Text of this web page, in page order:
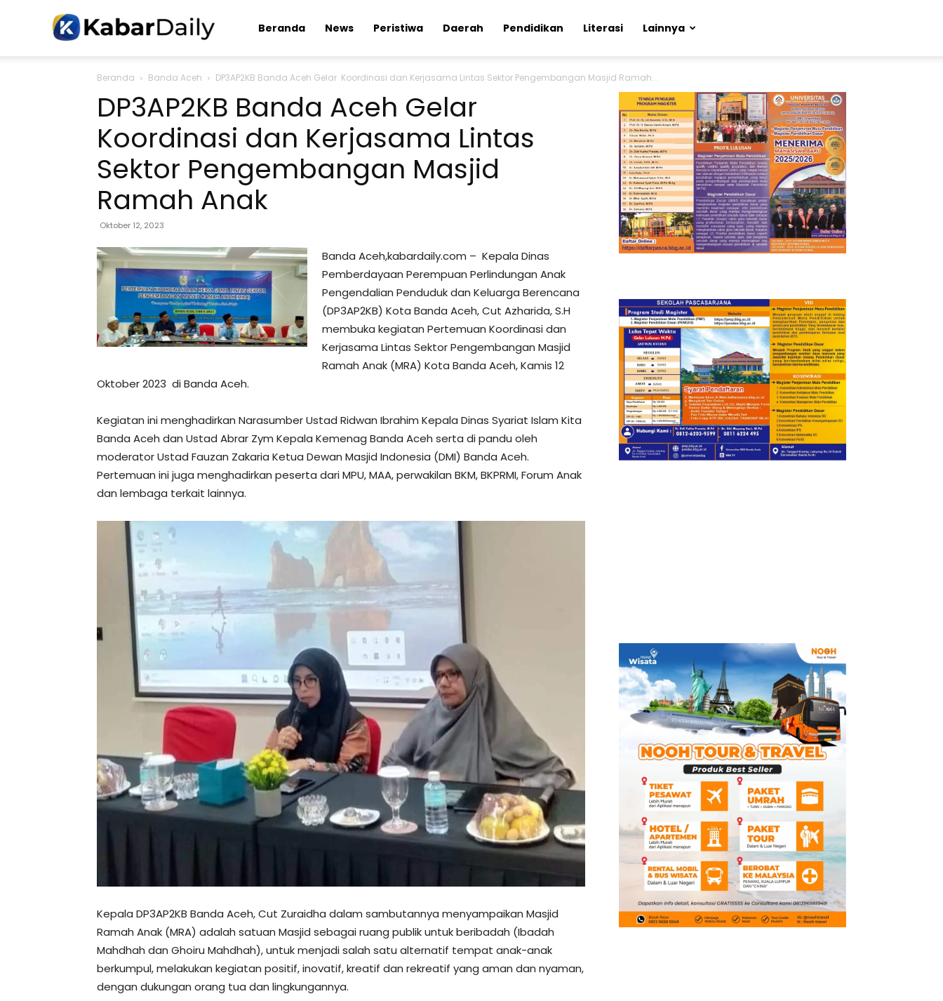
Kabardaily.com
Beranda News Peristiwa Daerah Pendidikan Literasi Lainnya
Beranda Banda Aceh DP3AP2KB Banda Aceh Gelar Koordinasi dan Kerjasama Lintas Sektor Pengembangan Masjid Ramah...
DP3AP2KB Banda Aceh Gelar
Koordinasi dan Kerjasama Lintas
Sektor Pengembangan Masjid
Ramah Anak
Oktober 12, 2023
Banda Aceh,kabardaily.com – Kepala Dinas
Pemberdayaan Perempuan Perlindungan Anak
Pengendalian Penduduk dan Keluarga Berencana
(DP3AP2KB) Kota Banda Aceh, Cut Azharida, S.H
membuka kegiatan Pertemuan Koordinasi dan
Kerjasama Lintas Sektor Pengembangan Masjid
Ramah Anak (MRA) Kota Banda Aceh, Kamis 12
Oktober 2023 di Banda Aceh.
Kegiatan ini menghadirkan Narasumber Ustad Ridwan Ibrahim Kepala Dinas Syariat Islam Kita
Banda Aceh dan Ustad Abrar Zym Kepala Kemenag Banda Aceh serta di pandu oleh
moderator Ustad Fauzan Zakaria Ketua Dewan Masjid Indonesia (DMI) Banda Aceh.
Pertemuan ini juga menghadirkan peserta dari MPU, MAA, perwakilan BKM, BKPRMI, Forum Anak
dan lembaga terkait lainnya.
Kepala DP3AP2KB Banda Aceh, Cut Zuraidha dalam sambutannya menyampaikan Masjid
Ramah Anak (MRA) adalah satuan Masjid sebagai ruang publik untuk beribadah (Ibadah
Mahdhah dan Ghoiru Mahdhah), untuk menjadi salah satu alternatif tempat anak-anak
berkumpul, melakukan kegiatan positif, inovatif, kreatif dan rekreatif yang aman dan nyaman,
dengan dukungan orang tua dan lingkungannya.